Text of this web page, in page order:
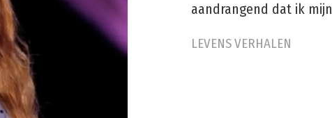
aandrangend dat ik
LEVENS VERHALEN